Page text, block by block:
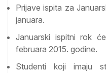
Prijave ispita za
januara.
Januarski ispitni rok
februara 2015. godine.
Studenti koji imaju